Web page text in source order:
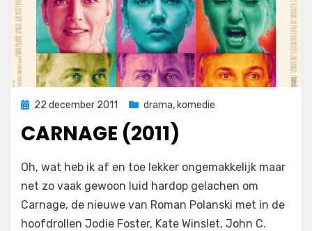
Geplaatst
22 december 2011 drama, komedie
CARNAGE (2011)
Filmofiel.nl
Laat een reactie achter
op
(2011)
Oh, wat heb ik af en toe lekker ongemakkelijk maar
net zo vaak gewoon luid hardop gelachen om
Carnage, de nieuwe van Roman Polanski met in de
hoofdrollen Jodie Foster, Kate Winslet, John C.